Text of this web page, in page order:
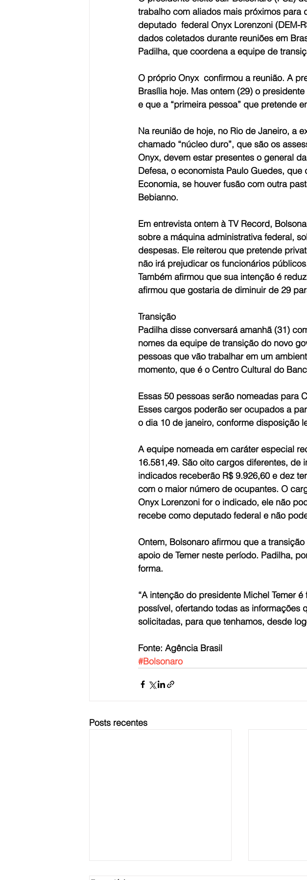
trabalho com aliados mais próximos para
deputado  federal Onyx Lorenzoni (DEM-
dados coletados durante reuniões em
Padilha, que coordena a equipe de
O próprio Onyx  confirmou a reunião. A
Brasília hoje. Mas ontem (29) o
e que a “primeira pessoa” que pretende
Na reunião de hoje, no Rio de Janeiro, a
chamado “núcleo duro”, que são os
Onyx, devem estar presentes o general
Defesa, o economista Paulo Guedes,
Economia, se houver fusão com outra
Bebianno.
Em entrevista ontem à TV Record,
sobre a máquina administrativa federal,
despesas. Ele reiterou que pretende
não irá prejudicar os funcionários
Também afirmou que sua intenção é
afirmou que gostaria de diminuir de 29
Transição
Padilha disse conversará amanhã (31)
nomes da equipe de transição do novo
pessoas que vão trabalhar em um
momento, que é o Centro Cultural do
Essas 50 pessoas serão nomeadas para
Esses cargos poderão ser ocupados a
o dia 10 de janeiro, conforme disposição
A equipe nomeada em caráter especial
16.581,49. São oito cargos diferentes,
indicados receberão R$ 9.926,60 e dez
com o maior número de ocupantes. O
Onyx Lorenzoni for o indicado, ele não
recebe como deputado federal e não
Ontem, Bolsonaro afirmou que a
apoio de Temer neste período. Padilha,
forma.
“A intenção do presidente Michel Temer
possível, ofertando todas as informações
solicitadas, para que tenhamos, desde
Fonte: Agência Brasil
#Bolsonaro
Posts recentes